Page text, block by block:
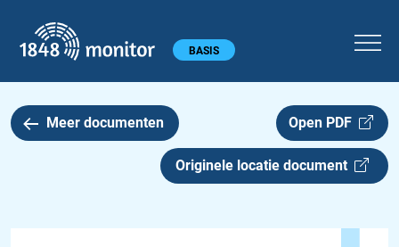
Hoofdmenu BASIS
Meer documenten Open PDF
Originele locatie document